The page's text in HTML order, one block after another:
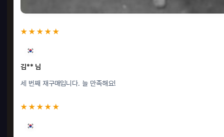
★★★★★
김** 님
세 번째 재구매입니다. 늘 만족해요!
★★★★★